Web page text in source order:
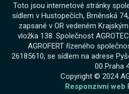
Toto jsou internetové stránky
sídlem v Hustopečích, Brněnská
zapsané v OR vedeném
vložka 138. Společnost
AGROFERT řízeného
26185610, se sídlem na adrese
00 Praha
Copyright © 2024
Responzivní web